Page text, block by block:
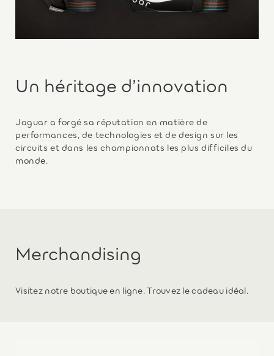
Un héritage d’innovation
Jaguar a forgé sa réputation en matière de
performances, de technologies et de design sur les
circuits et dans les championnats les plus difficiles du
monde.
Merchandising
Visitez notre boutique en ligne. Trouvez le cadeau idéal.